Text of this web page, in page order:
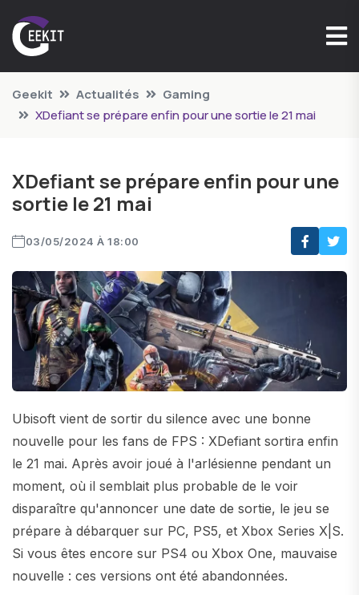
Geekit Actualités
Gaming
XDefiant se prépare enfin pour une sortie le 21 mai
XDefiant se prépare enfin pour une
sortie le 21 mai
03/05/2024 À 18:00
Ubisoft vient de sortir du silence avec une bonne
nouvelle pour les fans de FPS : XDefiant sortira enfin
le 21 mai. Après avoir joué à l'arlésienne pendant un
moment, où il semblait plus probable de le voir
disparaître qu'annoncer une date de sortie, le jeu se
prépare à débarquer sur PC, PS5, et Xbox Series X|S.
Si vous êtes encore sur PS4 ou Xbox One, mauvaise
nouvelle : ces versions ont été abandonnées.